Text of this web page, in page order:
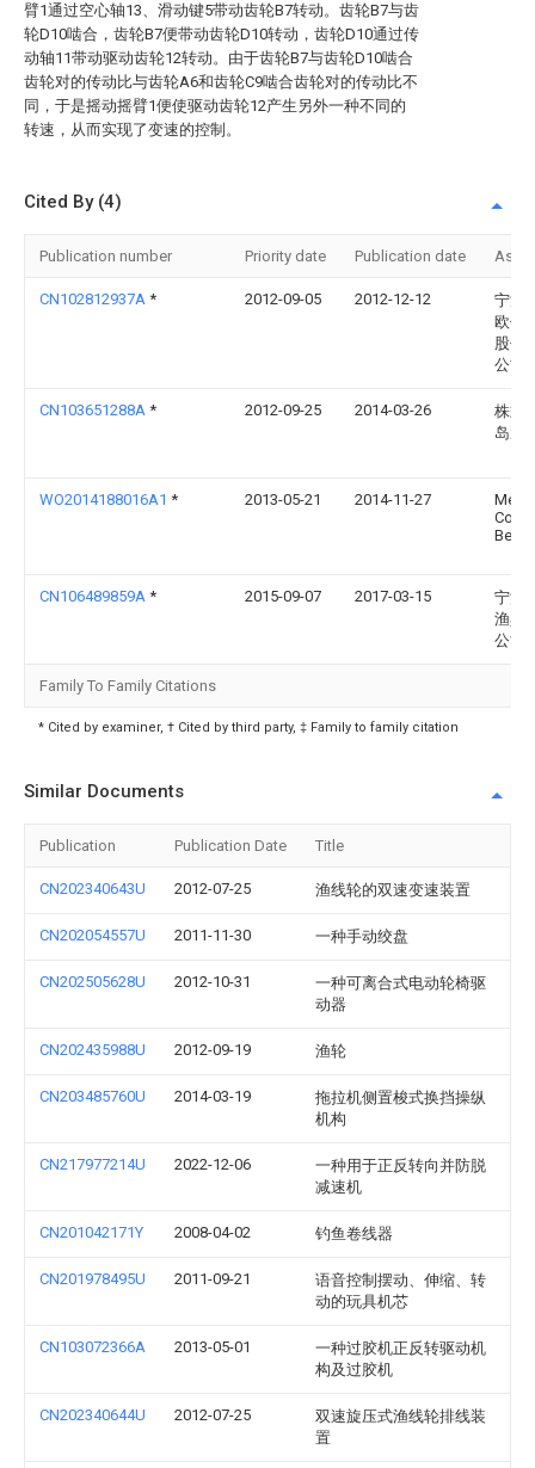
臂1通过空心轴13、滑动键5带动齿轮B7转动。齿轮B7与齿
轮D10啮合，齿轮B7便带动齿轮D10转动，齿轮D10通过传
动轴11带动驱动齿轮12转动。由于齿轮B7与齿轮D10啮合
齿轮对的传动比与齿轮A6和齿轮C9啮合齿轮对的传动比不
同，于是摇动摇臂1便使驱动齿轮12产生另外一种不同的
转速，从而实现了变速的控制。
Cited By (4)
Publication number Priority date Publication date
CN102812937A * 2012-09-05 2012-12-12
宁波
欧佳
股份
公司
CN103651288A * 2012-09-25 2014-03-26
株式
岛野
WO2014188016A1 * 2013-05-21 2014-11-27
CN106489859A * 2015-09-07 2017-03-15
宁波
渔具
公司
Family To Family Citations
* Cited by examiner, † Cited by third party, ‡ Family to family citation
Similar Documents
Publication Publication Date Title
CN202340643U 2012-07-25 渔线轮的双速变速装置
CN202054557U 2011-11-30 一种手动绞盘
CN202505628U 2012-10-31
一种可离合式电动轮椅驱
动器
CN202435988U 2012-09-19 渔轮
CN203485760U 2014-03-19
拖拉机侧置梭式换挡操纵
机构
CN217977214U 2022-12-06
一种用于正反转向并防脱
减速机
CN201042171Y 2008-04-02 钓鱼卷线器
CN201978495U 2011-09-21
语音控制摆动、伸缩、转
动的玩具机芯
CN103072366A 2013-05-01
一种过胶机正反转驱动机
构及过胶机
CN202340644U 2012-07-25
双速旋压式渔线轮排线装
置